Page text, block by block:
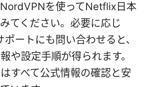
を使ってNetflix日本
てください。必要に応じ
ートにも問い合わせると、
や設定手順が得られます。
すべて公式情報の確認と安